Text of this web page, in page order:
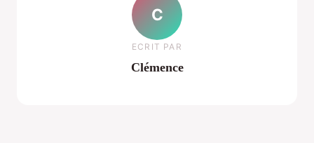
C
ECRIT PAR
Clémence